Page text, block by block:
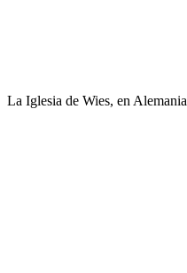
La Iglesia de Wies, en Alemania